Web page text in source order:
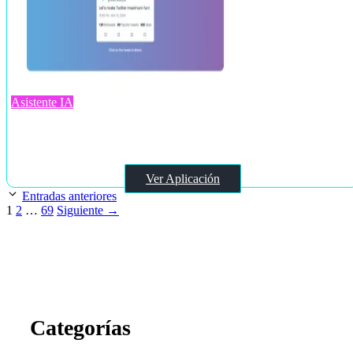
Asistente IA
Ver Aplicación
Entradas anteriores
Página
1 Página
2 … Página
69 Siguiente →
Categorías